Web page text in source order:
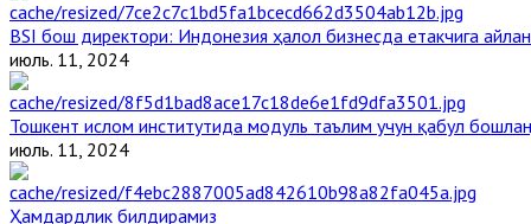
BSI бош директори: Индонезия ҳалол бизнесда етакчига
июль. 11, 2024
Тошкент ислом институтида модуль таълим учун қабул
июль. 11, 2024
Ҳамдардлик билдирамиз